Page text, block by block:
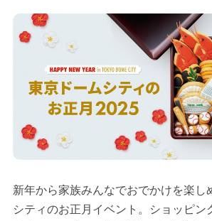
新年から家族みんなでおでかけを楽し
シティのお正月イベント。ショッピン